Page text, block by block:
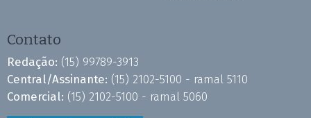
Contato
Redação: (15) 99789-3913
Central/Assinante: (15) 2102-5100 - ramal 5110
Comercial: (15) 2102-5100 - ramal 5060